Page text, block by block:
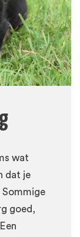
wat
dat je
Sommige
goed,